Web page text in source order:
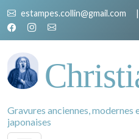
estampes.collin@gmail.com |
Gravures anciennes,
japonaises